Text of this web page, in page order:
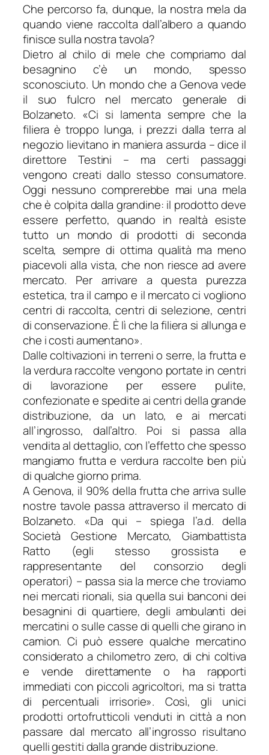
Che percorso fa, dunque, la nostra mela da
quando viene raccolta dall’albero a quando
finisce sulla nostra tavola?
Dietro al chilo di mele che compriamo dal
besagnino c’è un mondo, spesso
sconosciuto. Un mondo che a Genova vede
il suo fulcro nel mercato generale di
Bolzaneto. «Ci si lamenta sempre che la
filiera è troppo lunga, i prezzi dalla terra al
negozio lievitano in maniera assurda – dice il
direttore Testini – ma certi passaggi
vengono creati dallo stesso consumatore.
Oggi nessuno comprerebbe mai una mela
che è colpita dalla grandine: il prodotto deve
essere perfetto, quando in realtà esiste
tutto un mondo di prodotti di seconda
scelta, sempre di ottima qualità ma meno
piacevoli alla vista, che non riesce ad avere
mercato. Per arrivare a questa purezza
estetica, tra il campo e il mercato ci vogliono
centri di raccolta, centri di selezione, centri
di conservazione. È lì che la filiera si allunga e
che i costi aumentano».
Dalle coltivazioni in terreni o serre, la frutta e
la verdura raccolte vengono portate in centri
di lavorazione per essere pulite,
confezionate e spedite ai centri della grande
distribuzione, da un lato, e ai mercati
all’ingrosso, dall’altro. Poi si passa alla
vendita al dettaglio, con l’effetto che spesso
mangiamo frutta e verdura raccolte ben più
di qualche giorno prima.
A Genova, il 90% della frutta che arriva sulle
nostre tavole passa attraverso il mercato di
Bolzaneto. «Da qui – spiega l’a.d. della
Società Gestione Mercato, Giambattista
Ratto (egli stesso grossista e
rappresentante del consorzio degli
operatori) – passa sia la merce che troviamo
nei mercati rionali, sia quella sui banconi dei
besagnini di quartiere, degli ambulanti dei
mercatini o sulle casse di quelli che girano in
camion. Ci può essere qualche mercatino
considerato a chilometro zero, di chi coltiva
e vende direttamente o ha rapporti
immediati con piccoli agricoltori, ma si tratta
di percentuali irrisorie». Così, gli unici
prodotti ortofrutticoli venduti in città a non
passare dal mercato all’ingrosso risultano
quelli gestiti dalla grande distribuzione.